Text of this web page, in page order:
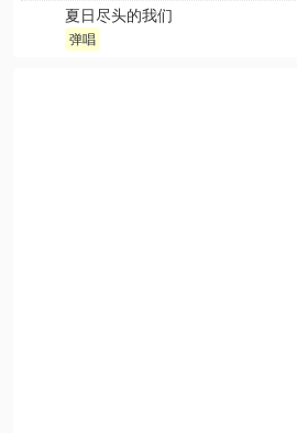
夏日尽头的我们
弹唱